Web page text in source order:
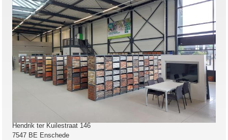
Hendrik ter Kuilestraat 146
7547 BE Enschede